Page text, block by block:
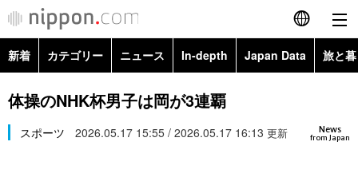
English
繁體字
新着 カテゴリー ニュース In-depth Japan Data 旅と
政治・外交
経済・ビジネス Images
体操のNHK杯男子は岡が3連覇
News
from Japan
スポーツ 2026.05.17 15:55 / 2026.05.17 16:13 更新